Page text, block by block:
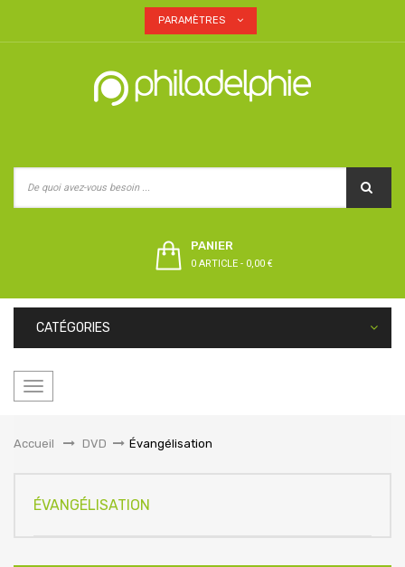
PARAMÈTRES
PANIER
0 ARTICLE - 0,00 €
CATÉGORIES
Basculer
Accueil
&gt;DVD > Évangélisation
ÉVANGÉLISATION